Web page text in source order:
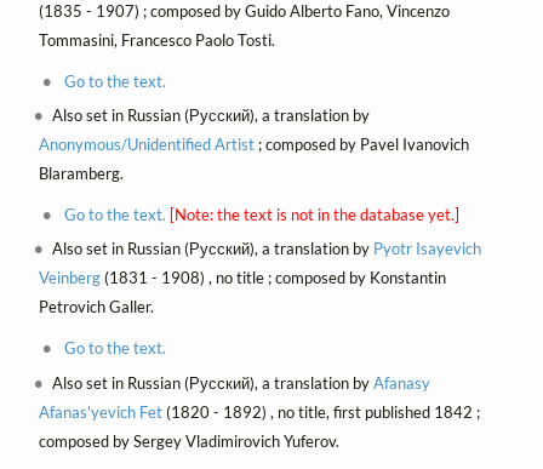
(1835 - 1907) ; composed by Guido Alberto Fano, Vincenzo
Tommasini, Francesco Paolo Tosti.
Go to the text.
Also set in Russian (Русский), a translation by
Anonymous/Unidentified Artist; composed by Pavel Ivanovich
Blaramberg.
Go to the text. [Note: the text is not in the database yet.]
Also set in Russian (Русский), a translation by Pyotr Isayevich
Veinberg(1831 - 1908) , no title ; composed by Konstantin
Petrovich Galler.
Go to the text.
Also set in Russian (Русский), a translation byAfanasy
Afanas'yevich Fet(1820 - 1892) , no title, first published 1842 ;
composed by Sergey Vladimirovich Yuferov.